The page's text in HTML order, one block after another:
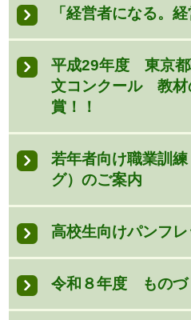
「経営者になる。
平成29年度 東京都
文コンクール 教
賞！！
若年者向け職業訓
グ）のご案内
高校生向けパンフ
令和８年度 ものづ